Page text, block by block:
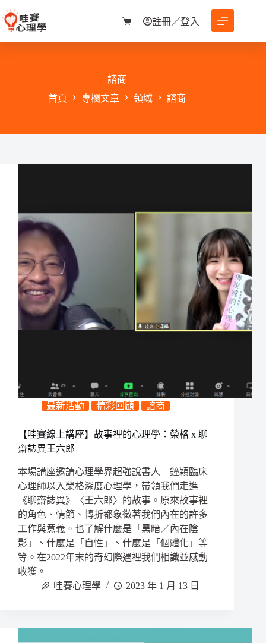
至
購
物
註冊／登入
諮商
首頁
專欄文章 領域 諮商
最新活動 精彩回顧 諮商
【哇賽線上講座】故事裡的心理學：榮格 x 聊
齋誌異王六郎
本場講座邀請心理學界超強說書人—鐘穎臨床
心理師以入榮格深度心理學，帶領我們走進
《聊齋誌異》〈王六郎〉的故事。原來故事裡
的角色、情節、轉折都象徵著我們內在的許多
工作與意義。也了解什麼是「黑暗／內在陰
影」、什麼是「自性」、什麼是「個體化」等
等。在2022年末的奇幻際遇裡我們相識並感動
收獲。
哇賽心理學
2023 年 1 月 13 日